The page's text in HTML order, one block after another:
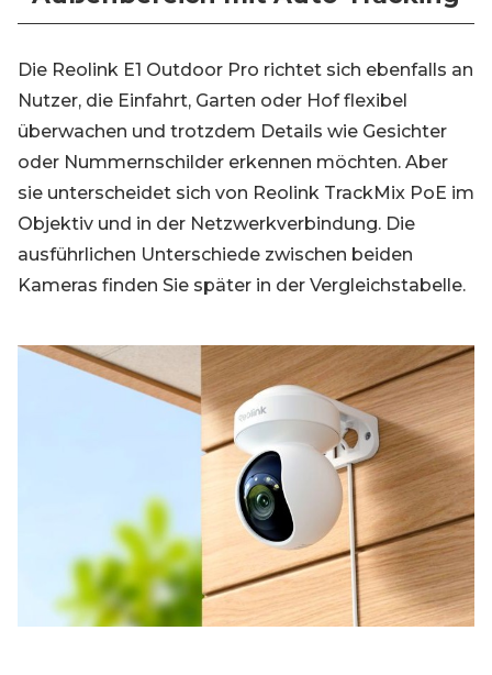
Die Reolink E1 Outdoor Pro richtet sich ebenfalls an
Nutzer, die Einfahrt, Garten oder Hof flexibel
überwachen und trotzdem Details wie Gesichter
oder Nummernschilder erkennen möchten. Aber
sie unterscheidet sich von Reolink TrackMix PoE im
Objektiv und in der Netzwerkverbindung. Die
ausführlichen Unterschiede zwischen beiden
Kameras finden Sie später in der Vergleichstabelle.